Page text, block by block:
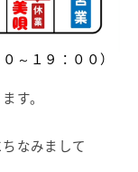
～１９：００）
す。
なみまして